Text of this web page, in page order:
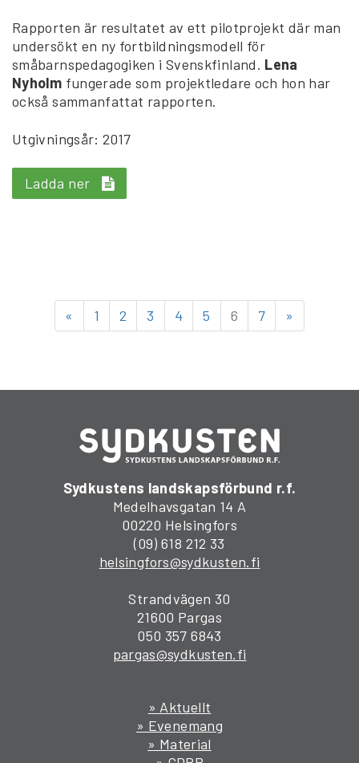
Rapporten är resultatet av ett pilotprojekt där man
undersökt en ny fortbildningsmodell för
småbarnspedagogiken i Svenskfinland. Lena
Nyholm fungerade som projektledare och hon har
också sammanfattat rapporten.
Utgivningsår: 2017
Ladda ner
« 1 2 3 4 5 6 7 »
Sydkustens landskapsförbund r.f.
Medelhavsgatan 14 A
00220 Helsingfors
(09) 618 212 33
helsingfors@sydkusten.fi
Strandvägen 30
21600 Pargas
050 357 6843
pargas@sydkusten.fi
» Aktuellt
» Evenemang
» Material